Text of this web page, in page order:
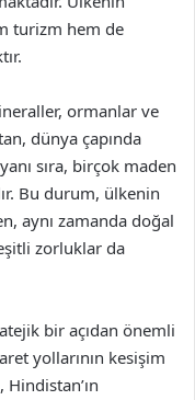
turizm hem de
ormanlar ve
dünya çapında
sıra, birçok maden
Bu durum, ülkenin
aynı zamanda doğal
zorluklar da
bir açıdan önemli
yollarının kesişim